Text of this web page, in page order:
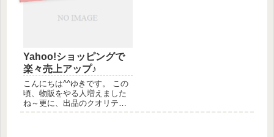
Yahoo!ショッピングで
楽々売上アップ♪
こんにちは^^ゆきです。 この
頃、物販をやる人増えました
ね～更に、出品のクオリティ